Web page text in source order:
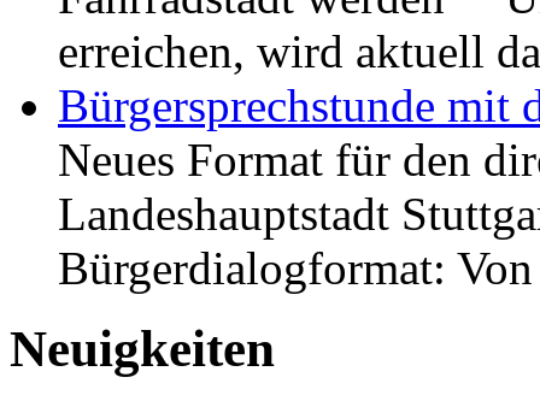
erreichen, wird aktuell
Bürgersprechstunde mit
Neues Format für den
Landeshauptstadt
Bürgerdialogformat:
Neuigkeiten